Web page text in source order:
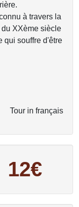
à travers la
XXème siècle
qui souffre d'être
Tour in français
12€